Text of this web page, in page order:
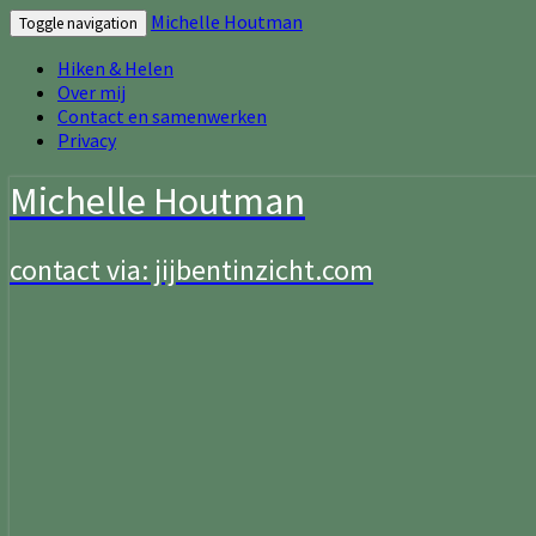
Toggle navigation
Michelle Houtman
Hiken & Helen
Over mij
Contact en samenwerken
Privacy
Michelle Houtman
contact via: jijbentinzicht.com